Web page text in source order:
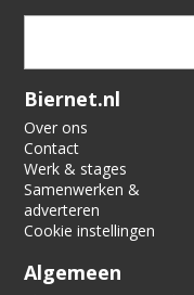
Verification code:
Biernet.nl
Over ons
Contact
Werk & stages
Samenwerken &
adverteren
Cookie instellingen
Algemeen